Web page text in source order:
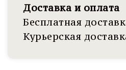
Доставка и оплата
Бесплатная
Курьерская